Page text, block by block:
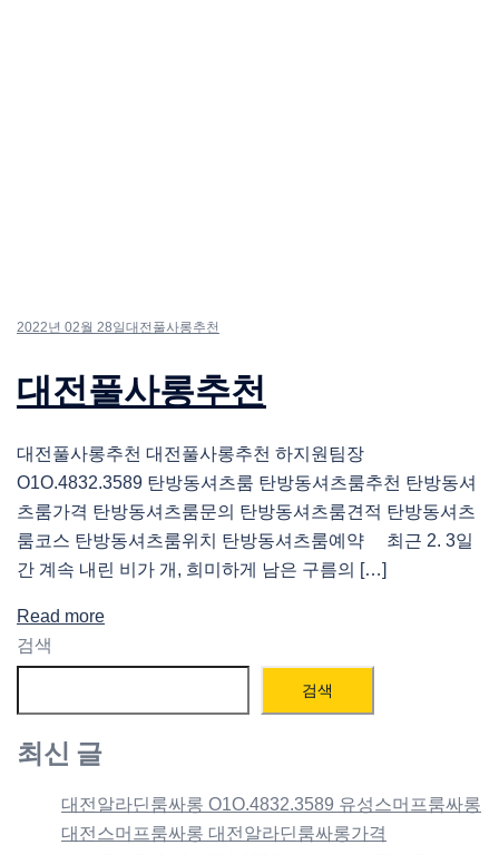
2022년 02월 28일 대전풀사롱추천
대전풀사롱추천
대전풀사롱추천 대전풀사롱추천 하지원팀장
O1O.4832.3589 탄방동셔츠룸 탄방동셔츠룸추천 탄방동셔
츠룸가격 탄방동셔츠룸문의 탄방동셔츠룸견적 탄방동셔츠
룸코스 탄방동셔츠룸위치 탄방동셔츠룸예약 최근 2. 3일
간 계속 내린 비가 개, 희미하게 남은 구름의 […]
Read more
검색
검색
최신 글
대전알라딘룸싸롱 O1O.4832.3589 유성스머프룸싸롱
대전스머프룸싸롱 대전알라딘룸싸롱가격